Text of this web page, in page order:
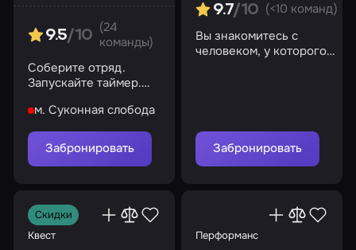
9.5/10
(24
команды)
Соберите отряд.
Запускайте таймер.
начинается сейчас
м. Суконная слобода
Забронировать
9.7/10 (<10 команд)
Вы знакомитесь с
человеком, у которого
Забронировать
Скидки
Квест
Перформанс